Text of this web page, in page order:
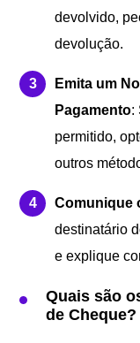
devolvido,
devolução.
Emita um
Pagamento:
permitido,
outros
Comunique
destinatário
e explique
Quais são
de Cheque?